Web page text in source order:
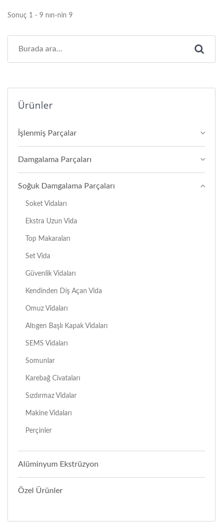
Sonuç 1 - 9 nın-nin 9
Ürünler
İşlenmiş Parçalar
Damgalama Parçaları
Soğuk Damgalama Parçaları
Soket Vidaları
Ekstra Uzun Vida
Top Makaraları
Set Vida
Güvenlik Vidaları
Kendinden Diş Açan Vida
Omuz Vidaları
Altıgen Başlı Kapak Vidaları
SEMS Vidaları
Somunlar
Karebağ Civataları
Sızdırmaz Vidalar
Makine Vidaları
Perçinler
Alüminyum Ekstrüzyon
Özel Ürünler